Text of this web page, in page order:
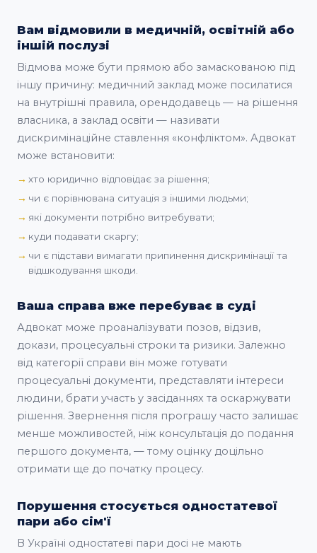
Вам відмовили в медичній, освітній або
іншій послузі
Відмова може бути прямою або замаскованою під
іншу причину: медичний заклад може посилатися
на внутрішні правила, орендодавець — на рішення
власника, а заклад освіти — називати
дискримінаційне ставлення «конфліктом». Адвокат
може встановити:
хто юридично відповідає за рішення;
чи є порівнювана ситуація з іншими людьми;
які документи потрібно витребувати;
куди подавати скаргу;
чи є підстави вимагати припинення дискримінації та
відшкодування шкоди.
Ваша справа вже перебуває в суді
Адвокат може проаналізувати позов, відзив,
докази, процесуальні строки та ризики. Залежно
від категорії справи він може готувати
процесуальні документи, представляти інтереси
людини, брати участь у засіданнях та оскаржувати
рішення. Звернення після програшу часто залишає
менше можливостей, ніж консультація до подання
першого документа, — тому оцінку доцільно
отримати ще до початку процесу.
Порушення стосується одностатевої
пари або сім'ї
В Україні одностатеві пари досі не мають